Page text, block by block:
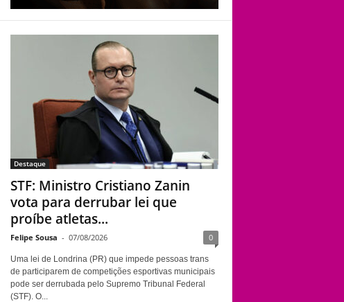
Cristiano Zanin vota
proíbe atletas
transgênero em
competições de
Londrina
Destaque
STF: Ministro Cristiano Zanin
vota para derrubar lei que
proíbe atletas...
Felipe Sousa - 07/08/2026 0
Uma lei de Londrina (PR) que impede pessoas trans
de participarem de competições esportivas municipais
pode ser derrubada pelo Supremo Tribunal Federal
(STF). O...